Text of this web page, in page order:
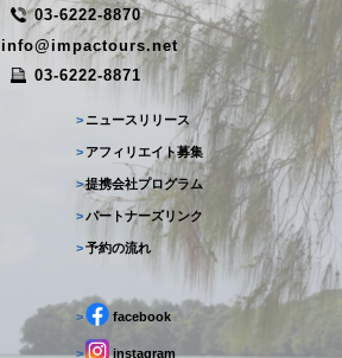
03-6222-8870
info@impactours.net
03-6222-8871
> ニュースリリース
> アフィリエイト募集
>提携会社プログラム
>パートナーズリンク
>予約の流れ
> facebook
> instagram